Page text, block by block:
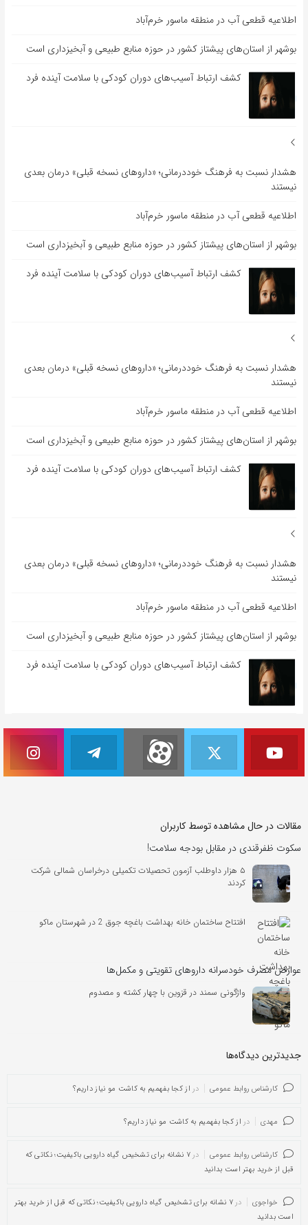
اطلاعیه قطعی آب در منطقه ماسور خرم‌آباد
بوشهر از استان‌های پیشتاز کشور در حوزه منابع طبیعی و آبخیزداری است
کشف ارتباط آسیب‌های دوران کودکی با سلامت آینده فرد
هشدار نسبت به فرهنگ خوددرمانی؛ «داروهای نسخه قبلی» درمان بعدی
نیستند
اطلاعیه قطعی آب در منطقه ماسور خرم‌آباد
بوشهر از استان‌های پیشتاز کشور در حوزه منابع طبیعی و آبخیزداری است
کشف ارتباط آسیب‌های دوران کودکی با سلامت آینده فرد
هشدار نسبت به فرهنگ خوددرمانی؛ «داروهای نسخه قبلی» درمان بعدی
نیستند
اطلاعیه قطعی آب در منطقه ماسور خرم‌آباد
بوشهر از استان‌های پیشتاز کشور در حوزه منابع طبیعی و آبخیزداری است
کشف ارتباط آسیب‌های دوران کودکی با سلامت آینده فرد
هشدار نسبت به فرهنگ خوددرمانی؛ «داروهای نسخه قبلی» درمان بعدی
نیستند
اطلاعیه قطعی آب در منطقه ماسور خرم‌آباد
بوشهر از استان‌های پیشتاز کشور در حوزه منابع طبیعی و آبخیزداری است
کشف ارتباط آسیب‌های دوران کودکی با سلامت آینده فرد
مقالات در حال مشاهده توسط کاربران
سکوت ظفرقندی در مقابل بودجه سلامت!
۵ هزار داوطلب آزمون تحصیلات تکمیلی درخراسان شمالی شرکت
کردند
افتتاح ساختمان خانه بهداشت باغچه جوق 2 در شهرستان ماکو
عوارض مصرف خودسرانه داروهای تقویتی و مکمل‌ها
واژگونی سمند در قزوین با چهار کشته و مصدوم
جدیدترین دیدگاه‌‌ها
کارشناس روابط عمومی در از کجا بفهمیم به کاشت مو نیاز داریم؟
مهدی در از کجا بفهمیم به کاشت مو نیاز داریم؟
کارشناس روابط عمومی در
۷ نشانه برای تشخیص گیاه دارویی باکیفیت؛ نکاتی که
قبل از خرید بهتر است بدانید
خواجوی در
۷ نشانه برای تشخیص گیاه دارویی باکیفیت؛ نکاتی که قبل از خرید بهتر
است بدانید